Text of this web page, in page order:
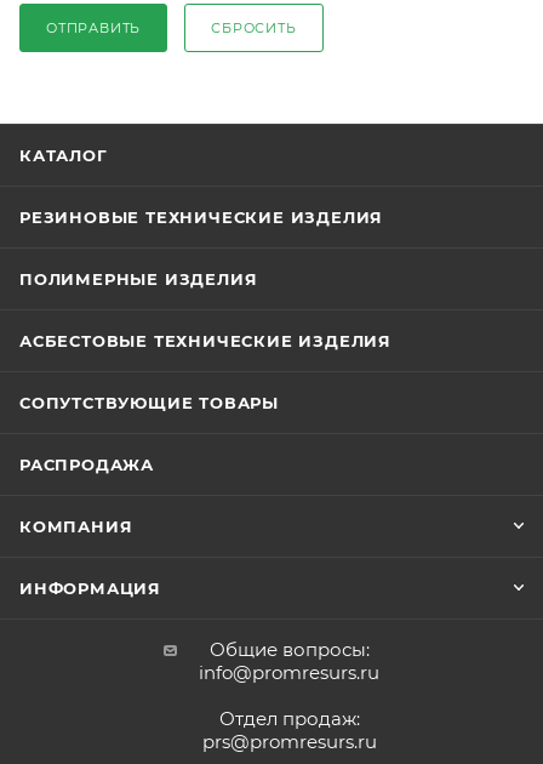
ОТПРАВИТЬ СБРОСИТЬ
КАТАЛОГ
РЕЗИНОВЫЕ ТЕХНИЧЕСКИЕ ИЗДЕЛИЯ
ПОЛИМЕРНЫЕ ИЗДЕЛИЯ
АСБЕСТОВЫЕ ТЕХНИЧЕСКИЕ ИЗДЕЛИЯ
СОПУТСТВУЮЩИЕ ТОВАРЫ
РАСПРОДАЖА
КОМПАНИЯ
ИНФОРМАЦИЯ
Общие вопросы:
info@promresurs.ru
Отдел продаж:
prs@promresurs.ru